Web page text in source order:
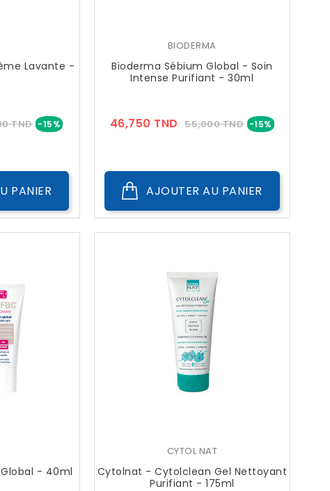
Lavante -
TND -15%Prix
PANIER
BIODERMA
Bioderma Sébium Global - Soin
Intense Purifiant - 30ml
46,750 TND Prix
55,000 TND -15% Prix
AJOUTER AU PANIER
- 40ml
CYTOL NAT
Cytolnat - Cytolclean Gel Nettoyant
Purifiant - 175ml